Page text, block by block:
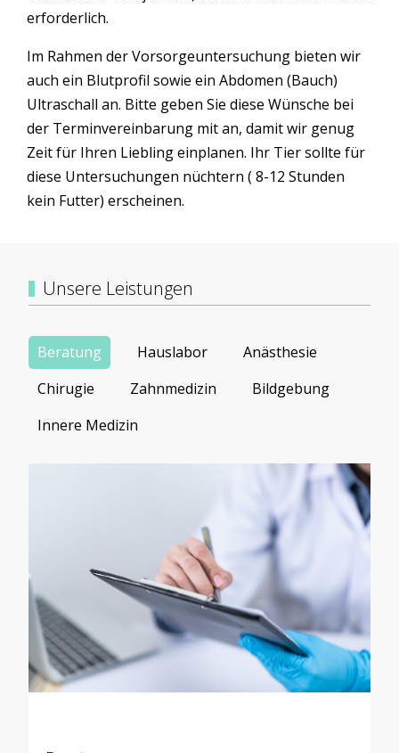
erforderlich.
Im Rahmen der Vorsorgeuntersuchung bieten wir
auch ein Blutprofil sowie ein Abdomen (Bauch)
Ultraschall an. Bitte geben Sie diese Wünsche bei
der Terminvereinbarung mit an, damit wir genug
Zeit für Ihren Liebling einplanen. Ihr Tier sollte für
diese Untersuchungen nüchtern ( 8-12 Stunden
kein Futter) erscheinen.
Unsere Leistungen
Beratung Hauslabor
Anästhesie
Chirugie
Zahnmedizin
Bildgebung
Innere Medizin